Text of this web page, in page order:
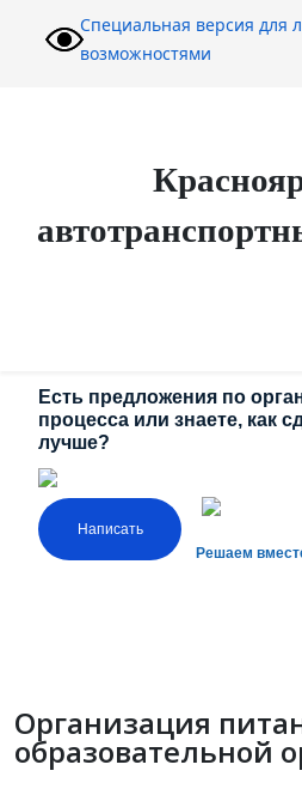
Специальная версия для
возможностями
Есть предложения по
процесса или знаете, как
лучше?
Написать
Решаем
Организация
образовательной